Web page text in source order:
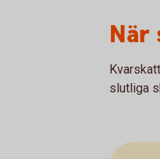
När
slutliga